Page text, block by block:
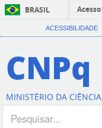
BRASIL
ACESSIBILIDADE
CNPq
MINISTÉRIO DA